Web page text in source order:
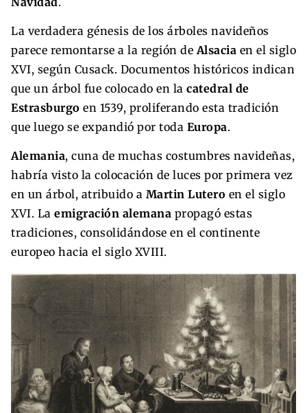
La verdadera génesis de los árboles navideños
parece remontarse a la región deAlsacia en el siglo
XVI, según Cusack. Documentos históricos indican
que un árbol fue colocado en la catedral de
Estrasburgo en 1539, proliferando esta tradición
que luego se expandió por toda Europa.
Alemania, cuna de muchas costumbres navideñas,
habría visto la colocación de luces por primera vez
en un árbol, atribuido a Martin Lutero en el siglo
XVI. La emigración alemana propagó estas
tradiciones, consolidándose en el continente
europeo hacia el siglo XVIII.